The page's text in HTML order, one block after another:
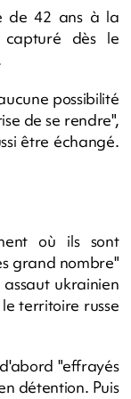
de 42 ans à la
dès le
possibilité
de se rendre",
être échangé.
où ils sont
grand nombre"
ukrainien
territoire russe
"effrayés
détention. Puis